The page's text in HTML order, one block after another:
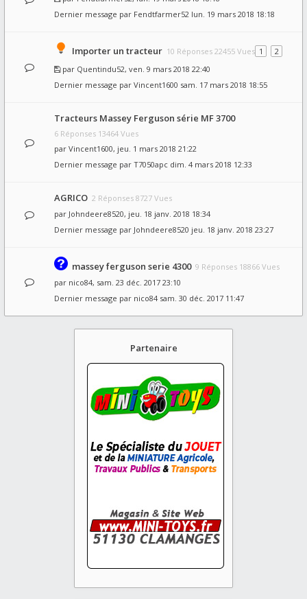
Dernier message par Fendtfarmer52 lun. 19 mars 2018 18:18
Importer un tracteur 10 Réponses 22455 Vues 1
2
par Quentindu52, ven. 9 mars 2018 22:40
Dernier message par Vincent1600 sam. 17 mars 2018 18:55
Tracteurs Massey Ferguson série MF 3700
6 Réponses 13464 Vues
par Vincent1600, jeu. 1 mars 2018 21:22
Dernier message par T7050apc dim. 4 mars 2018 12:33
AGRICO 2 Réponses 8727 Vues
par Johndeere8520, jeu. 18 janv. 2018 18:34
Dernier message par Johndeere8520 jeu. 18 janv. 2018 23:27
massey ferguson serie 4300 9 Réponses 18866 Vues
par nico84, sam. 23 déc. 2017 23:10
Dernier message par nico84 sam. 30 déc. 2017 11:47
Partenaire